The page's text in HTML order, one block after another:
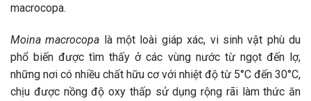
macrocopa.
Moina macrocopa là một loài giáp xác, vi sinh vật phù du
phổ biến được tìm thấy ở các vùng nước từ ngọt đến lợ,
những nơi có nhiều chất hữu cơ với nhiệt độ từ 5°C đến 30°C,
chịu được nồng độ oxy thấp sử dụng rộng rãi làm thức ăn